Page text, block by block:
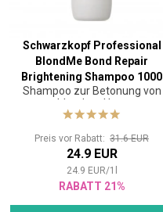
Schwarzkopf Professional
BlondMe Bond Repair
Brightening Shampoo 1000
ml
Shampoo zur Betonung von
blondem Haar
Preis vor Rabatt: 31.6 EUR
24.9 EUR
24.9 EUR/1
RABATT 21%